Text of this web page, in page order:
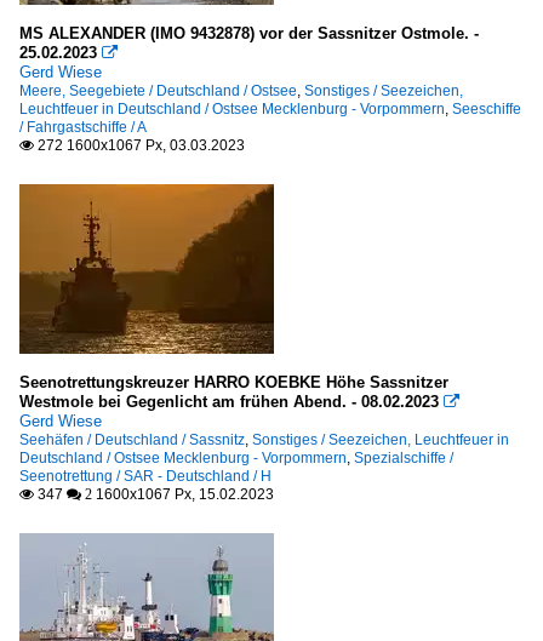
MS ALEXANDER (IMO 9432878) vor der Sassnitzer Ostmole. -
25.02.2023 
Gerd Wiese
Meere, Seegebiete / Deutschland / Ostsee, Sonstiges / Seezeichen,
Leuchtfeuer in Deutschland / Ostsee Mecklenburg - Vorpommern, Seeschiffe
/ Fahrgastschiffe / A
 272 1600x1067 Px, 03.03.2023
Seenotrettungskreuzer HARRO KOEBKE Höhe Sassnitzer
Westmole bei Gegenlicht am frühen Abend. - 08.02.2023 
Gerd Wiese
Seehäfen / Deutschland / Sassnitz, Sonstiges / Seezeichen, Leuchtfeuer in
Deutschland / Ostsee Mecklenburg - Vorpommern, Spezialschiffe /
Seenotrettung / SAR - Deutschland / H
 347  2 1600x1067 Px, 15.02.2023